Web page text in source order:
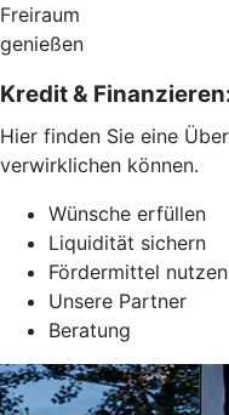
Freiraum
genießen
Kredit &
Hier finden Sie eine
verwirklichen können.
Wünsche erfüllen
Liquidität sichern
Fördermittel nutzen
Unsere Partner
Beratung